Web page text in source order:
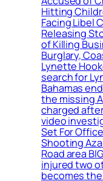
Hitting
Facing Libel
Releasing
of Killing
Burglary,
Lynette
search for
Bahamas
the missing
charged
video
Set For
Shooting
Road area
injured two
becomes